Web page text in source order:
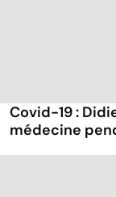
Covid-19 :
médecine